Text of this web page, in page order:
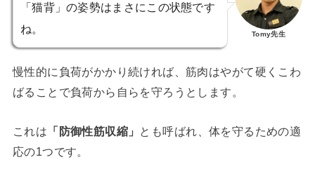
「猫背」の姿勢はまさにこの状態です
ね。
Tomy先生
慢性的に負荷がかかり続ければ、筋肉はやがて硬くこわ
ばることで負荷から自らを守ろうとします。
これは 「防御性筋収縮」 とも呼ばれ、体を守るための適
応の1つです。